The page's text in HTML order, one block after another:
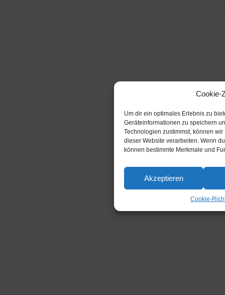
Cookie-
Um dir ein optimales Erlebnis zu
Geräteinformationen zu speichern
Technologien zustimmst, können
dieser Website verarbeiten. Wenn
können bestimmte Merkmale und
Akzeptieren
Cookie-